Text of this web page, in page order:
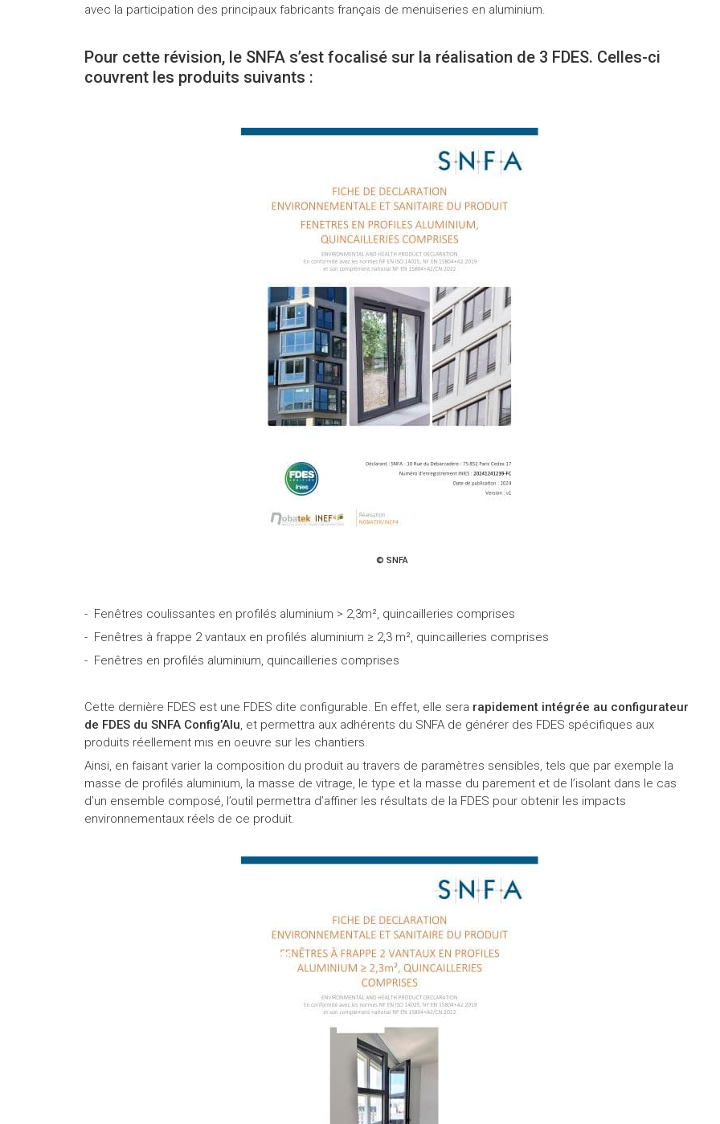
avec la participation des principaux fabricants français de menuiseries en aluminium.
Pour cette révision, le SNFA s’est focalisé sur la réalisation de 3 FDES. Celles-ci
couvrent les produits suivants :
© SNFA
- Fenêtres coulissantes en profilés aluminium > 2,3m², quincailleries comprises
- Fenêtres à frappe 2 vantaux en profilés aluminium ≥ 2,3 m², quincailleries comprises
- Fenêtres en profilés aluminium, quincailleries comprises
Cette dernière FDES est une FDES dite configurable. En effet, elle sera rapidement intégrée au configurateur
de FDES du SNFA Config’Alu, et permettra aux adhérents du SNFA de générer des FDES spécifiques aux
produits réellement mis en oeuvre sur les chantiers.
Ainsi, en faisant varier la composition du produit au travers de paramètres sensibles, tels que par exemple la
masse de profilés aluminium, la masse de vitrage, le type et la masse du parement et de l’isolant dans le cas
d’un ensemble composé, l’outil permettra d’affiner les résultats de la FDES pour obtenir les impacts
environnementaux réels de ce produit.